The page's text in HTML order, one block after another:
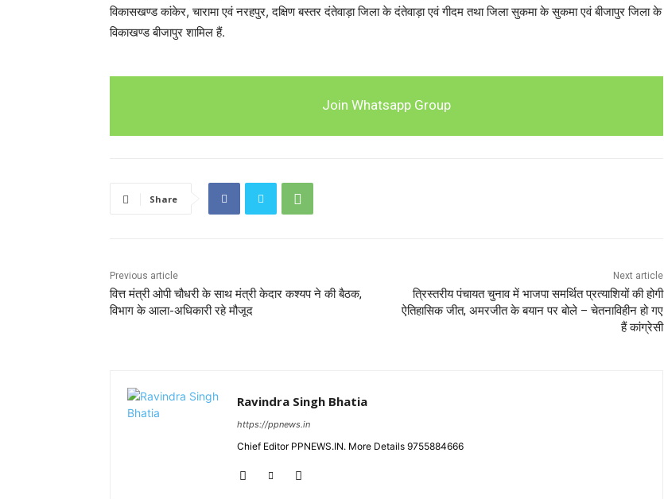
विकासखण्ड कांकेर, चारामा एवं नरहपुर, दक्षिण बस्तर दंतेवाड़ा जिला के दंतेवाड़ा एवं गीदम तथा जिला सुकमा के सुकमा एवं बीजापुर जिला के
विकाखण्ड बीजापुर शामिल हैं.
Join Whatsapp Group
Share
Previous article
वित्त मंत्री ओपी चौधरी के साथ मंत्री केदार कश्यप ने की बैठक,
विभाग के आला-अधिकारी रहे मौजूद
Next article
त्रिस्तरीय पंचायत चुनाव में भाजपा समर्थित प्रत्याशियों की होगी
ऐतिहासिक जीत, अमरजीत के बयान पर बोले – चेतनाविहीन हो गए
हैं कांग्रेसी
Ravindra Singh Bhatia
https://ppnews.in
Chief Editor PPNEWS.IN. More Details 9755884666